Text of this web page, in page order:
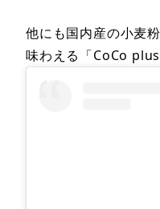
他にも国内産の小麦
味わえる「CoCo